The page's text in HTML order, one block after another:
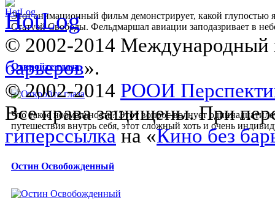
Этот анимационный фильм демонстрирует, какой глупостью
Статуей Свободы. Фельдмаршал авиации заподазривает в
Откройте глаза
Что такое нормальность? Этот вопрос волнует
путешествия внутрь себя, этот сложный хоть и очень
Остин Освобожденный
© 2002-2014 Международный
барьеров».
© 2002-2014 РООИ
Все права защищены. При
гиперссылкана «Кино без